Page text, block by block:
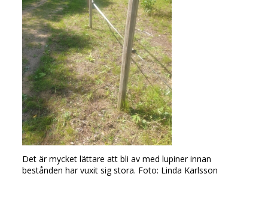
Det är mycket lättare att bli av med lupiner innan
bestånden har vuxit sig stora. Foto: Linda Karlsson